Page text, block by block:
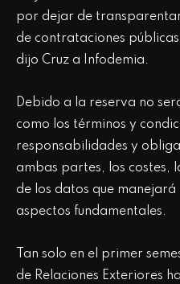
por dejar de
de contrataciones
dijo Cruz a Infodemia.
Debido a la reserva no
como los términos y
responsabilidades y
ambas partes, los costes,
de los datos que
aspectos fundamentales.
Tan solo en el primer
de Relaciones Exteriores